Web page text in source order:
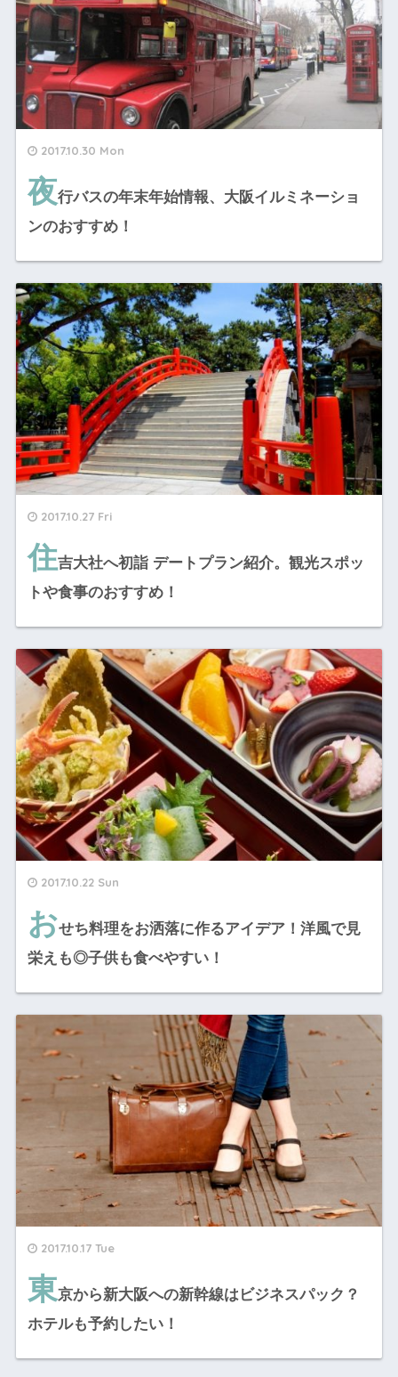
2017.10.30 Mon
夜行バスの年末年始情報、大阪イルミネーショ
ンのおすすめ！
2017.10.27 Fri
住吉大社へ初詣 デートプラン紹介。観光スポッ
トや食事のおすすめ！
2017.10.22 Sun
おせち料理をお洒落に作るアイデア！洋風で見
栄えも◎子供も食べやすい！
2017.10.17 Tue
東京から新大阪への新幹線はビジネスパック？
ホテルも予約したい！